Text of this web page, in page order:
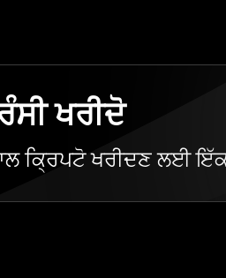
ਖਰੀਦੋ
ਕ੍ਰਿਪਟੋ ਖਰੀਦਣ ਲਈ